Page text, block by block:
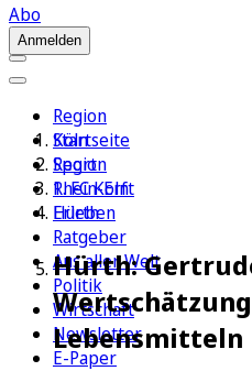
Abo
Anmelden
Region
Köln
Sport
1. FC Köln
Erleben
Ratgeber
Aus aller Welt
Politik
Wirtschaft
Newsletter
E-Paper
Startseite
Region
Rhein-Erft
Hürth
Hürth:
Lebensmitteln